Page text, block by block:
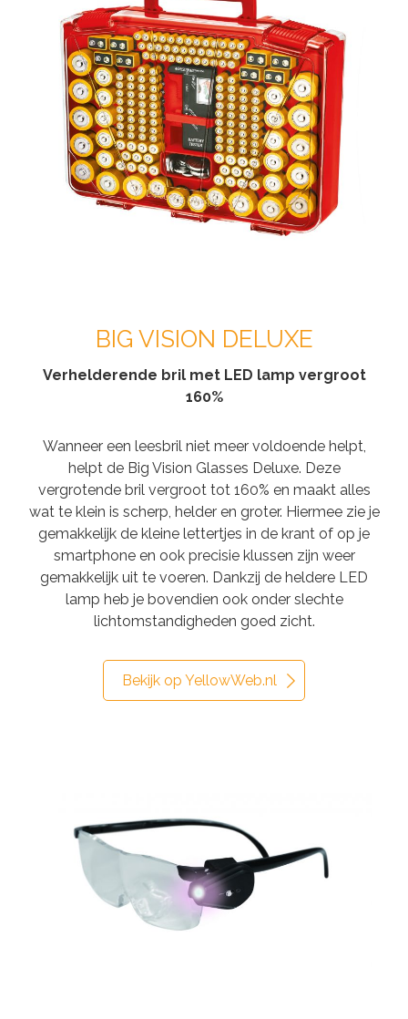
BIG VISION DELUXE
Verhelderende bril met LED lamp vergroot
160%
Wanneer een leesbril niet meer voldoende helpt,
helpt de Big Vision Glasses Deluxe. Deze
vergrotende bril vergroot tot 160% en maakt alles
wat te klein is scherp, helder en groter. Hiermee zie je
gemakkelijk de kleine lettertjes in de krant of op je
smartphone en ook precisie klussen zijn weer
gemakkelijk uit te voeren. Dankzij de heldere LED
lamp heb je bovendien ook onder slechte
lichtomstandigheden goed zicht.
Bekijk op YellowWeb.nl